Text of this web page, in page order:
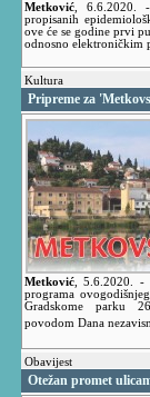
Metković 6.6.2020.
propisanih
ove će se godine prvi
odnosno elektroničkim
Kultura
Pripreme za
Metković ,5.6.2020. -
programa
Gradskome parku
povodom Dana
Obavijest
Otežan promet